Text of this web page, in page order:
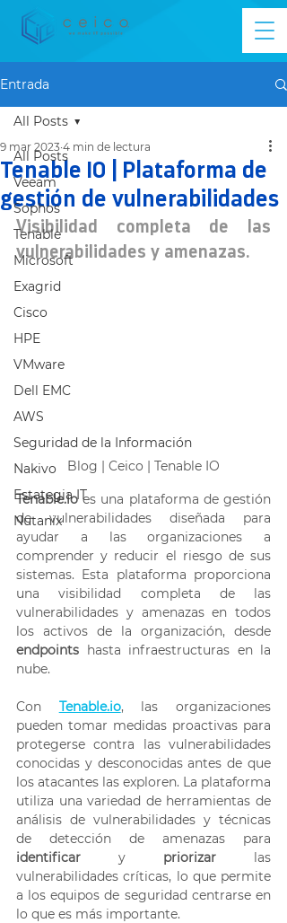
Entrada
All Posts
Veeam
Sophos
Tenable
Microsoft
Exagrid
Cisco
HPE
VMware
Dell EMC
AWS
Seguridad de la Información
Nakivo
Estategia IT
Nutanix
All Posts
Tenable IO | Plataforma de
gestión de vulnerabilidades
9 mar 2023 4 min de lectura
Visibilidad completa de las
vulnerabilidades y amenazas.
Blog | Ceico | Tenable IO
Tenable.io es una plataforma de gestión
de vulnerabilidades diseñada para
ayudar a las organizaciones a
comprender y reducir el riesgo de sus
sistemas. Esta plataforma proporciona
una visibilidad completa de las
vulnerabilidades y amenazas en todos
endpoints hasta infraestructuras en la
nube.
Con Tenable.io, las organizaciones
pueden tomar medidas proactivas para
protegerse contra las vulnerabilidades
conocidas y desconocidas antes de que
los atacantes las exploren. La plataforma
utiliza una variedad de herramientas de
análisis de vulnerabilidades y técnicas
de detección de amenazas para
identificar y priorizar las
vulnerabilidades críticas, lo que permite
a los equipos de seguridad centrarse en
lo que es más importante.